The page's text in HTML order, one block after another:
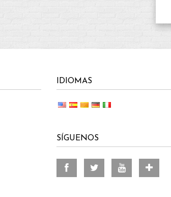
IDIOMAS
SÍGUENOS